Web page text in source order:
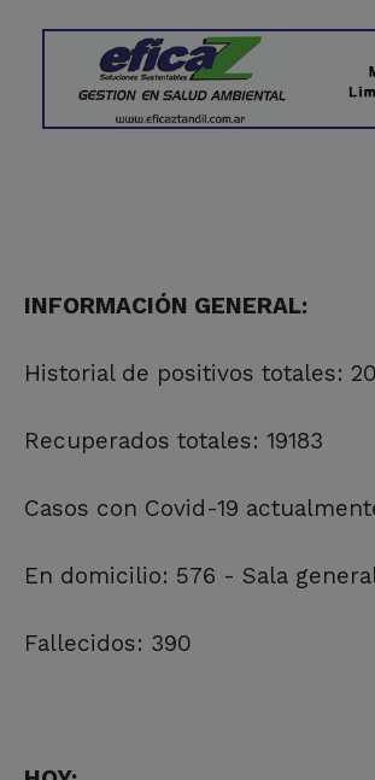
INFORMACIÓN GENERAL:
Historial de positivos totales:
Recuperados totales: 19183
Casos con Covid-19
En domicilio: 576 - Sala
Fallecidos: 390